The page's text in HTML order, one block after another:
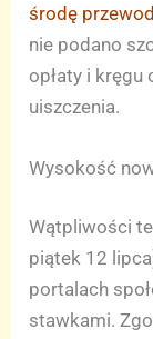
środę
nie podano
opłaty i kręgu
uiszczenia.
Wysokość
Wątpliwości
piątek 12
portalach
stawkami.